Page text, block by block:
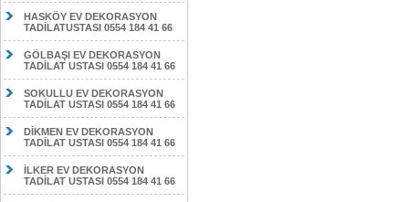
HASKÖY EV DEKORASYON
TADİLATUSTASI 0554 184 41 66
GÖLBAŞI EV DEKORASYON
TADİLAT USTASI 0554 184 41 66
SOKULLU EV DEKORASYON
TADİLAT USTASI 0554 184 41 66
DİKMEN EV DEKORASYON
TADİLAT USTASI 0554 184 41 66
İLKER EV DEKORASYON
TADİLAT USTASI 0554 184 41 66